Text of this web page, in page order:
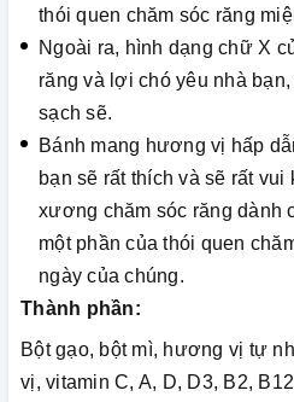
thói quen chăm sóc răng
Ngoài ra, hình dạng chữ X
răng và lợi chó yêu nhà
sạch sẽ.
Bánh mang hương vị hấp
bạn sẽ rất thích và sẽ rất
xương chăm sóc răng dành
một phần của thói quen
ngày của chúng.
Thành phần:
Bột gạo, bột mì, hương vị tự
vị, vitamin C, A, D, D3, B2,